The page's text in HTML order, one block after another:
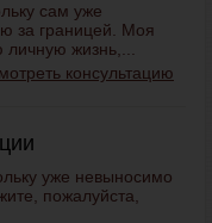
сам уже
за границей. Моя
личную жизнь,...
консультацию
уже невыносимо
пожалуйста,